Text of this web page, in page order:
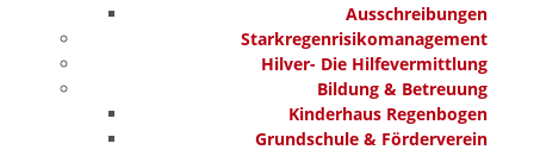
Ausschreibungen
Starkregenrisikomanagement
Hilver- Die Hilfevermittlung
Bildung & Betreuung
Kinderhaus Regenbogen
Grundschule & Förderverein